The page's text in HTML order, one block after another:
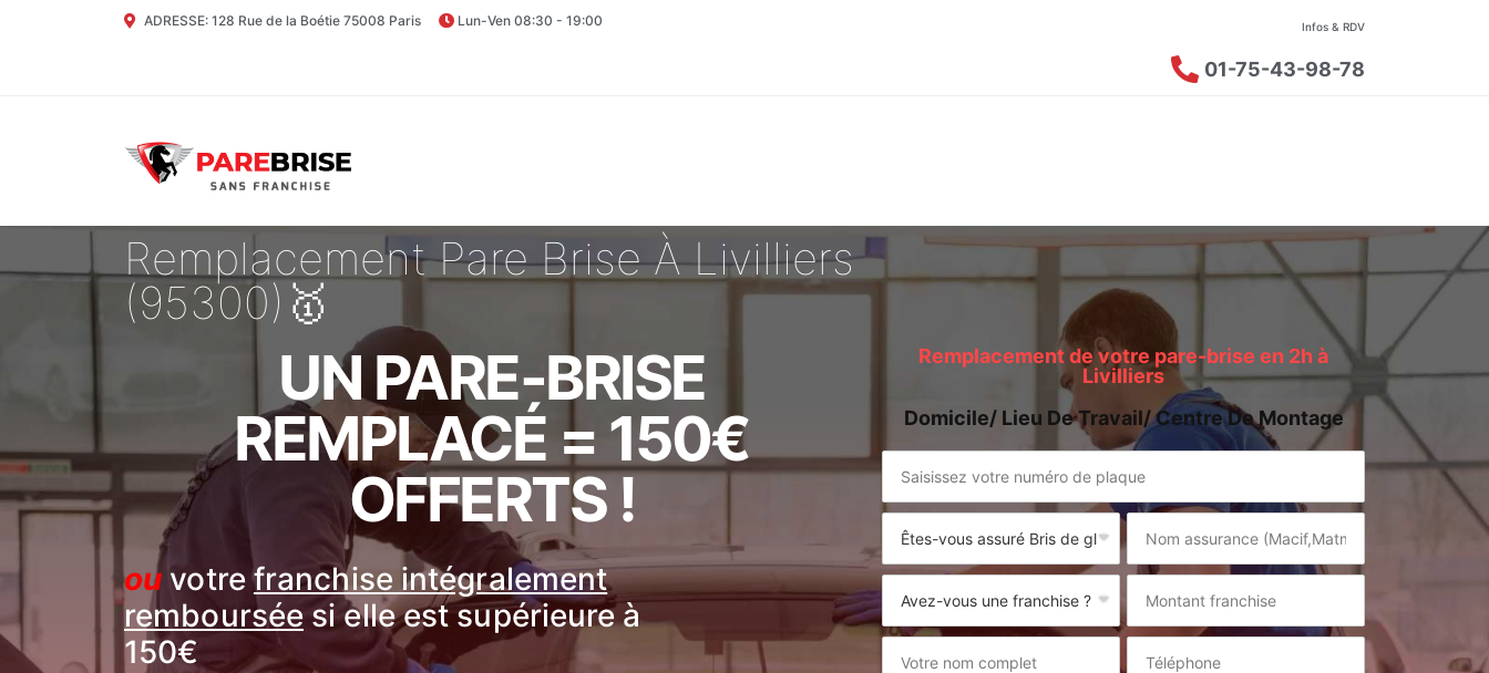
ADRESSE: 128 Rue de la Boétie 75008 Paris Lun-Ven 08:30 - 19:00 Infos & RDV
01-75-43-98-78
Remplacement Pare Brise À Livilliers
(95300)🥇
UN PARE-BRISE
REMPLACÉ = 150€
OFFERTS !
ou votrefranchise intégralement
remboursée si elle est supérieure à
150€
Remplacement de votre pare-brise en 2h à
Livilliers
Domicile/ Lieu De Travail/ Centre De Montage